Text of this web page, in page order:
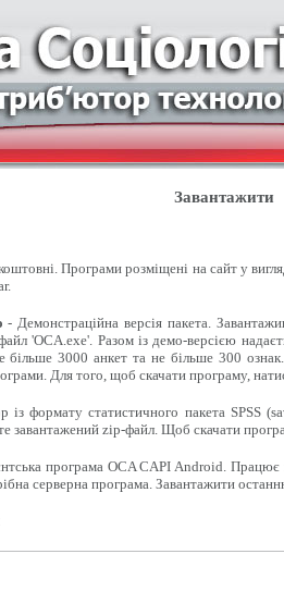
Завантажити
Програми розміщені на сайт у
- Демонстраційна версія пакета.
'OCA.exe'. Разом із демо-версією
більше 3000 анкет та не більше 300
Для того, щоб скачати програму,
із формату статистичного пакета SPSS
завантажений zip-файл. Щоб скачати
програма OCA CAPI Android.
серверна програма. Завантажити